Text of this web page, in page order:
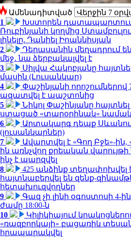
Ամենադիտված
1
Խստորեն դատապարտում
Ռուբինյանի կողմից
լինելը. Դանիել Իոաննիսյան
2
Դերասանին մեղադրում
մեջ․ նա ձերբակալվել է
3
Սիլվա Հակոբյանը
մասին (Լուսանկար)
4
Փաշինյանի
ազատվել է պաշտոնից
5
Նիկոլ Փաշինյանը
ստացած «տարօրինակ»
6
Արտակարգ դեպք
(լուսանկարներ)
7
Ավարտվել է «Գող Բջե»-ին,
ին առնչվող քրեական
ինչ է պարզվել
8
425 անձինք տեղափոխվել
հայտնաբերվել են զենք-
հետախուզվողներ
9
Գազ չի լինի օգոստոսի 4-
ժամը 18:00-ն
10
Կիլիկիայում
«ռազբորկայի» բացառիկ
հրապարակվել